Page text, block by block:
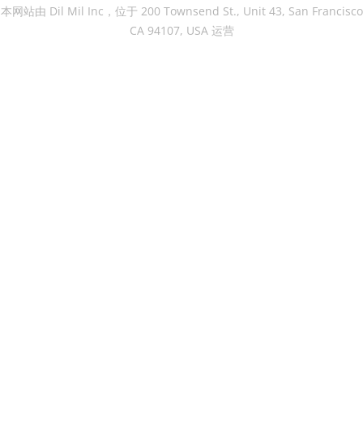
本网站由 Dil Mil Inc，位于 200 Townsend St., Unit 43, San Francisco
CA 94107, USA 运营